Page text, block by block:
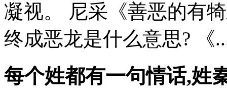
凝视。 尼采《善恶的有犄
终成恶龙是什么意思? 《
每个姓都有一句情话,姓